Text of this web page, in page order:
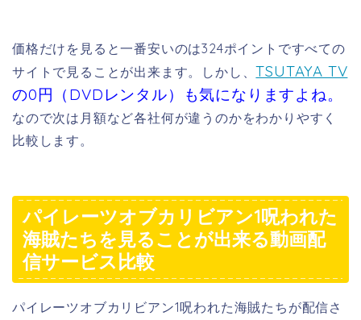
価格だけを見ると一番安いのは324ポイントですべての
サイトで見ることが出来ます。しかし、TSUTAYA TV
の0円（DVDレンタル）も気になりますよね。
なので次は月額など各社何が違うのかをわかりやすく
比較します。
パイレーツオブカリビアン1呪われた
海賊たちを見ることが出来る動画配
信サービス比較
パイレーツオブカリビアン1呪われた海賊たちが配信さ